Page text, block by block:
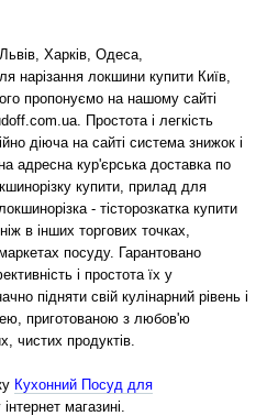
Харків, Одеса,
нарізання локшини купити Київ,
пропонуємо на нашому сайті
Простота і легкість
діюча на сайті система знижок і
адресна кур'єрська доставка по
купити, прилад для
- тісторозкатка купити
в інших торгових точках,
посуду. Гарантовано
і простота їх у
підняти свій кулінарний рівень і
приготованою з любов'ю
чистих продуктів.
Кухонний Посуд для
магазині.